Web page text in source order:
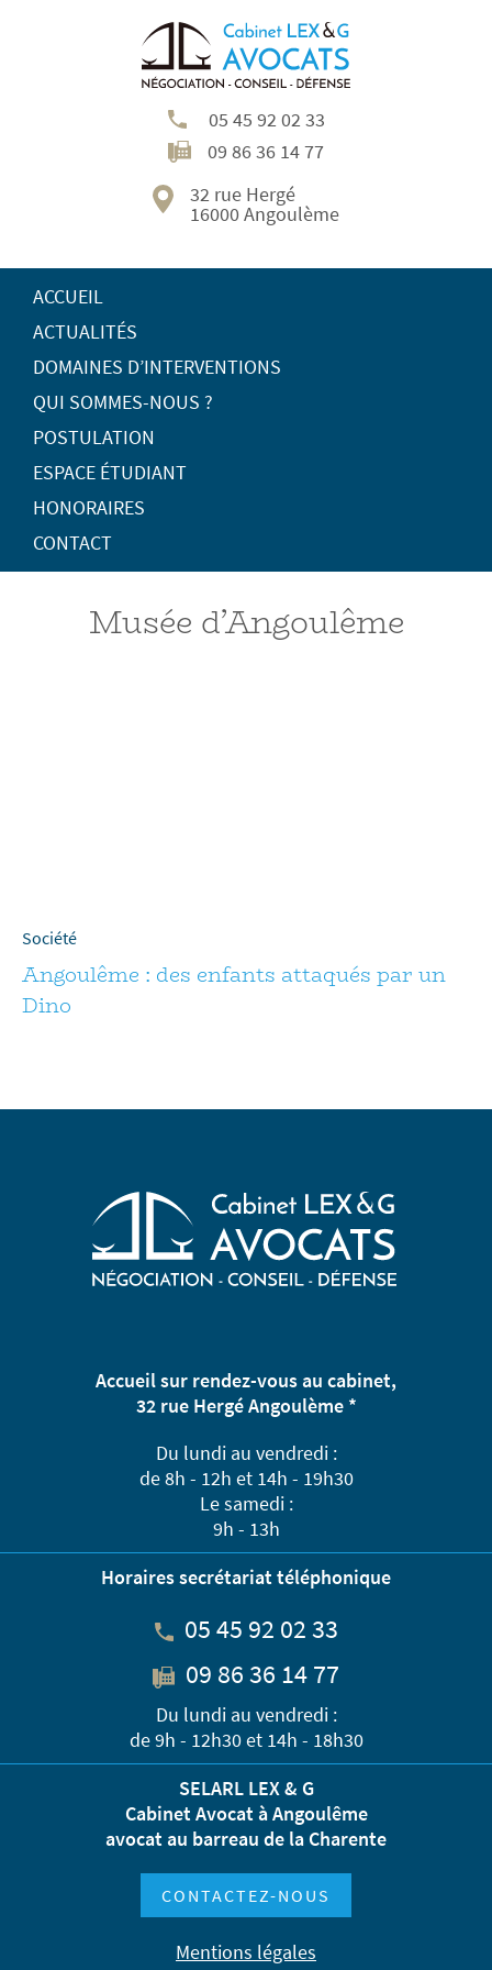
05 45 92 02 33
09 86 36 14 77
32 rue Hergé
16000 Angoulème
ACCUEIL
ACTUALITÉS
DOMAINES D’INTERVENTIONS
QUI SOMMES-NOUS ?
POSTULATION
ESPACE ÉTUDIANT
HONORAIRES
CONTACT
Musée d’Angoulême
Société
Angoulême : des enfants attaqués par un
Dino
Accueil sur rendez-vous au cabinet,
32 rue Hergé Angoulème *
Du lundi au vendredi :
de 8h - 12h et 14h - 19h30
Le samedi :
9h - 13h
Horaires secrétariat téléphonique
05 45 92 02 33
09 86 36 14 77
Du lundi au vendredi :
de 9h - 12h30 et 14h - 18h30
SELARL LEX & G
Cabinet Avocat à Angoulême
avocat au barreau de la Charente
CONTACTEZ-NOUS
Mentions légales